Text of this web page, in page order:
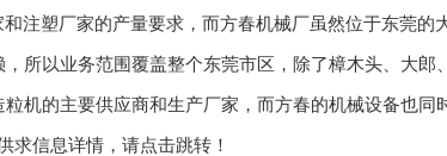
注塑厂家的产量要求，而方春机械厂虽然位于东莞的
所以业务范围覆盖整个东莞市区，除了樟木头、大郎
机的主要供应商和生产厂家，而方春的机械设备也同
求信息详情，请点击跳转！